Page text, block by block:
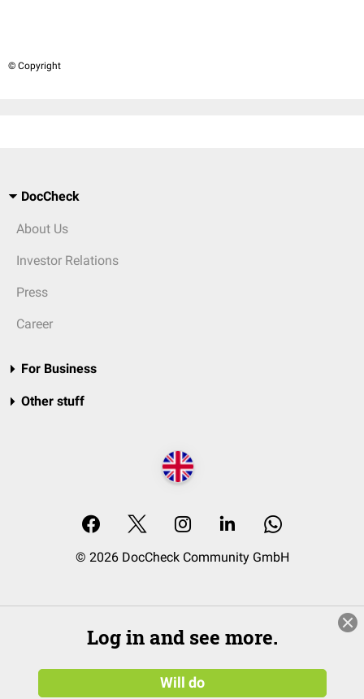
© Copyright
DocCheck
About Us
Investor Relations
Press
Career
For Business
Other stuff
© 2026 DocCheck Community GmbH
Log in and see more.
Will do